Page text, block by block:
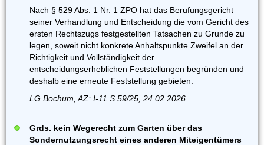
Nach § 529 Abs. 1 Nr. 1 ZPO hat das Berufungsgericht
seiner Verhandlung und Entscheidung die vom Gericht des
ersten Rechtszugs festgestellten Tatsachen zu Grunde zu
legen, soweit nicht konkrete Anhaltspunkte Zweifel an der
Richtigkeit und Vollständigkeit der
entscheidungserheblichen Feststellungen begründen und
deshalb eine erneute Feststellung gebieten.
LG Bochum, AZ: I-11 S 59/25, 24.02.2026
Grds. kein Wegerecht zum Garten über das
Sondernutzungsrecht eines anderen Miteigentümers